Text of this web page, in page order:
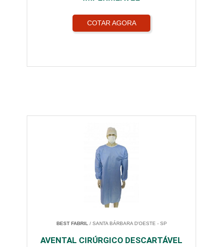
COTAR AGORA
BEST FABRIL / SANTA BÁRBARA D'OESTE - SP
AVENTAL CIRÚRGICO DESCARTÁVEL